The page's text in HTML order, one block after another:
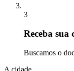
3
Receba sua
Buscamos o
A cidade